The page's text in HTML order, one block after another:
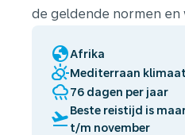
de geldende normen en
globeAfrika
partly_cloudy_dayMediterraan klimaat
rainy76 dagen per jaar
flight_takeoffBeste reistijd is
t/m november